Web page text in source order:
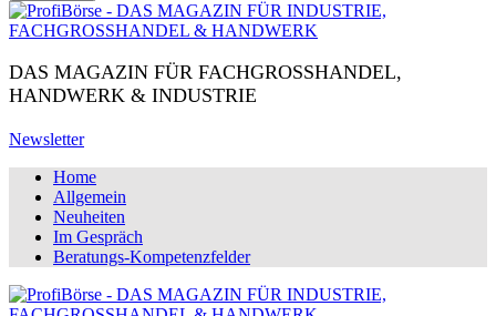
DAS MAGAZIN FÜR FACHGROSSHANDEL,
HANDWERK & INDUSTRIE
Newsletter
Home
Allgemein
Neuheiten
Im Gespräch
Beratungs-Kompetenzfelder